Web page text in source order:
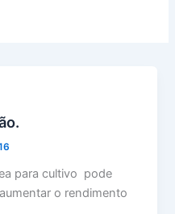
para cultivo pode
o rendimento